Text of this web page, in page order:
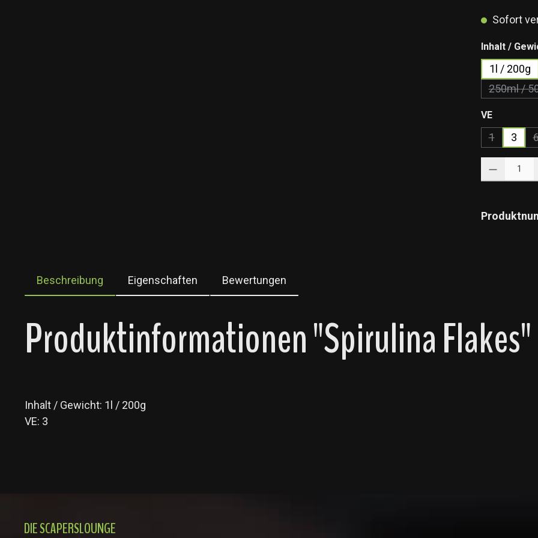
Sofort
Inhalt /
1l / 200g
250ml /
VEauswählen
1
(Diese
3
Beschreibung Eigenschaften Bewertungen
Produktinformationen "Spirulina Flakes"
Inhalt / Gewicht: 1l / 200g
VE: 3
DIE SCAPERSLOUNGE